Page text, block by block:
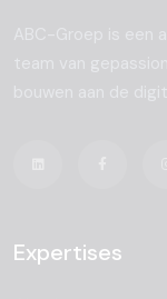
Expertises